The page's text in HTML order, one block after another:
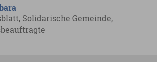
Solidarische Gemeinde,